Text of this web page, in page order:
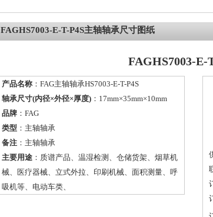
FAGHS7003-E-T-P4S主轴轴承尺寸图纸
FAGHS7003-E-
产品名称 ：FAG主轴轴承HS7003-E-T-P4S
轴承尺寸(内径×外径×厚度) ：17mm×35mm×10mm
品牌 ： FAG
类型 ： 主轴轴承
备注 ：主轴轴承
主要用途 ：质谱产品、温湿检测、仓储货架、烟草机
械、医疗器械、立式外拉、印刷机械、面积测量、呼
吸机等、电动车类、